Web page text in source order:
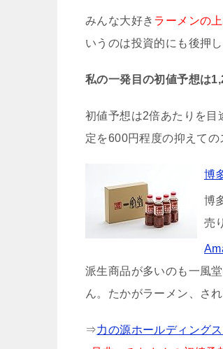
みんな大好き ラーメンの
いうのは投資的にも後押
私の一発目の初値予想は
初値予想は2倍あたりを目
定を600円程度の抑えての
博
博
売
派生商品が多いのも一風
ん。たかがラーメン、さ
⇒力の源ホールディング